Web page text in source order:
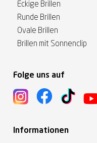
Eckige Brillen
Runde Brillen
Ovale Brillen
Brillen mit Sonnenclip
Folge uns auf
Informationen